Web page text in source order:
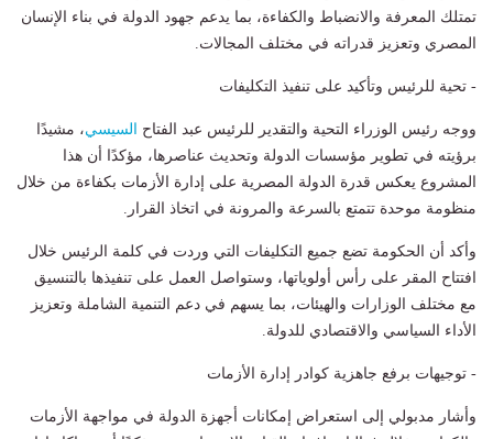
تمتلك المعرفة والانضباط والكفاءة، بما يدعم جهود الدولة في بناء الإنسان
المصري وتعزيز قدراته في مختلف المجالات.
- تحية للرئيس وتأكيد على تنفيذ التكليفات
ووجه رئيس الوزراء التحية والتقدير للرئيس عبد الفتاح السيسي، مشيدًا
برؤيته في تطوير مؤسسات الدولة وتحديث عناصرها، مؤكدًا أن هذا
المشروع يعكس قدرة الدولة المصرية على إدارة الأزمات بكفاءة من خلال
منظومة موحدة تتمتع بالسرعة والمرونة في اتخاذ القرار.
وأكد أن الحكومة تضع جميع التكليفات التي وردت في كلمة الرئيس خلال
افتتاح المقر على رأس أولوياتها، وستواصل العمل على تنفيذها بالتنسيق
مع مختلف الوزارات والهيئات، بما يسهم في دعم التنمية الشاملة وتعزيز
الأداء السياسي والاقتصادي للدولة.
- توجيهات برفع جاهزية كوادر إدارة الأزمات
وأشار مدبولي إلى استعراض إمكانات أجهزة الدولة في مواجهة الأزمات